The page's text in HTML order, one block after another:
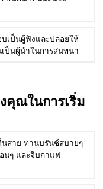
เป็นผู้ฟังและปล่อยให้
ป็นผู้นำในการสนทนา
คุณในการเริ่ม
สาย ทานบรันช์สบายๆ
นๆ และจิบกาแฟ